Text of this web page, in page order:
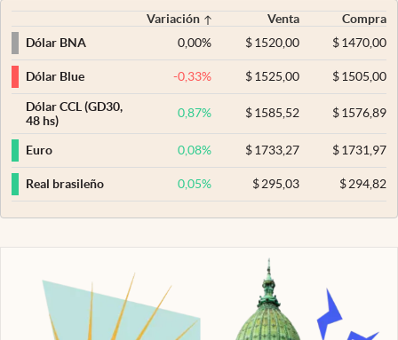
Variación Venta
Compra
Dólar BNA
0,00% $ 1520,00 $1470,00
Dólar Blue -0,33% $ 1525,00 $1505,00
Dólar CCL (GD30,
48 hs)
0,87% $ 1585,52 $1576,89
Euro 0,08% $ 1733,27 $1731,97
Real brasileño 0,05% $ 295,03 $294,82